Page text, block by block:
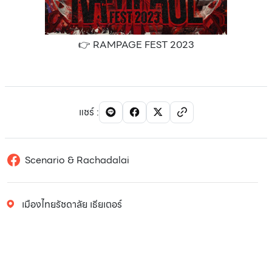
👉 RAMPAGE FEST 2023
แชร์:
Scenario & Rachadalai
เมืองไทยรัชดาลัย เธียเตอร์